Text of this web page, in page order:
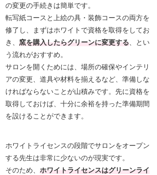
の変更の手続きは簡単です。
転写紙コースと上絵の具・装飾コースの両方を
修了し、まずはホワイトで資格を取得をしてお
き、 窯を購入したらグリーンに変更する 、とい
う流れがおすすめ。
サロンを開くためには、場所の確保やインテリ
アの変更、道具や材料を揃えるなど、準備しな
ければならないことが山積みです。先に資格を
取得しておけば、十分に余裕を持った準備期間
を設けることができます。
ホワイトライセンスの段階でサロンをオープン
する先生は非常に少ないのが現実です。
そのため、 ホワイトライセンスはグリーンライ